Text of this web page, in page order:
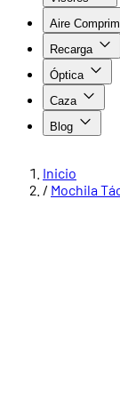
Aire
Recarga
Óptica
Caza
Blog
Inicio
/ Mochila